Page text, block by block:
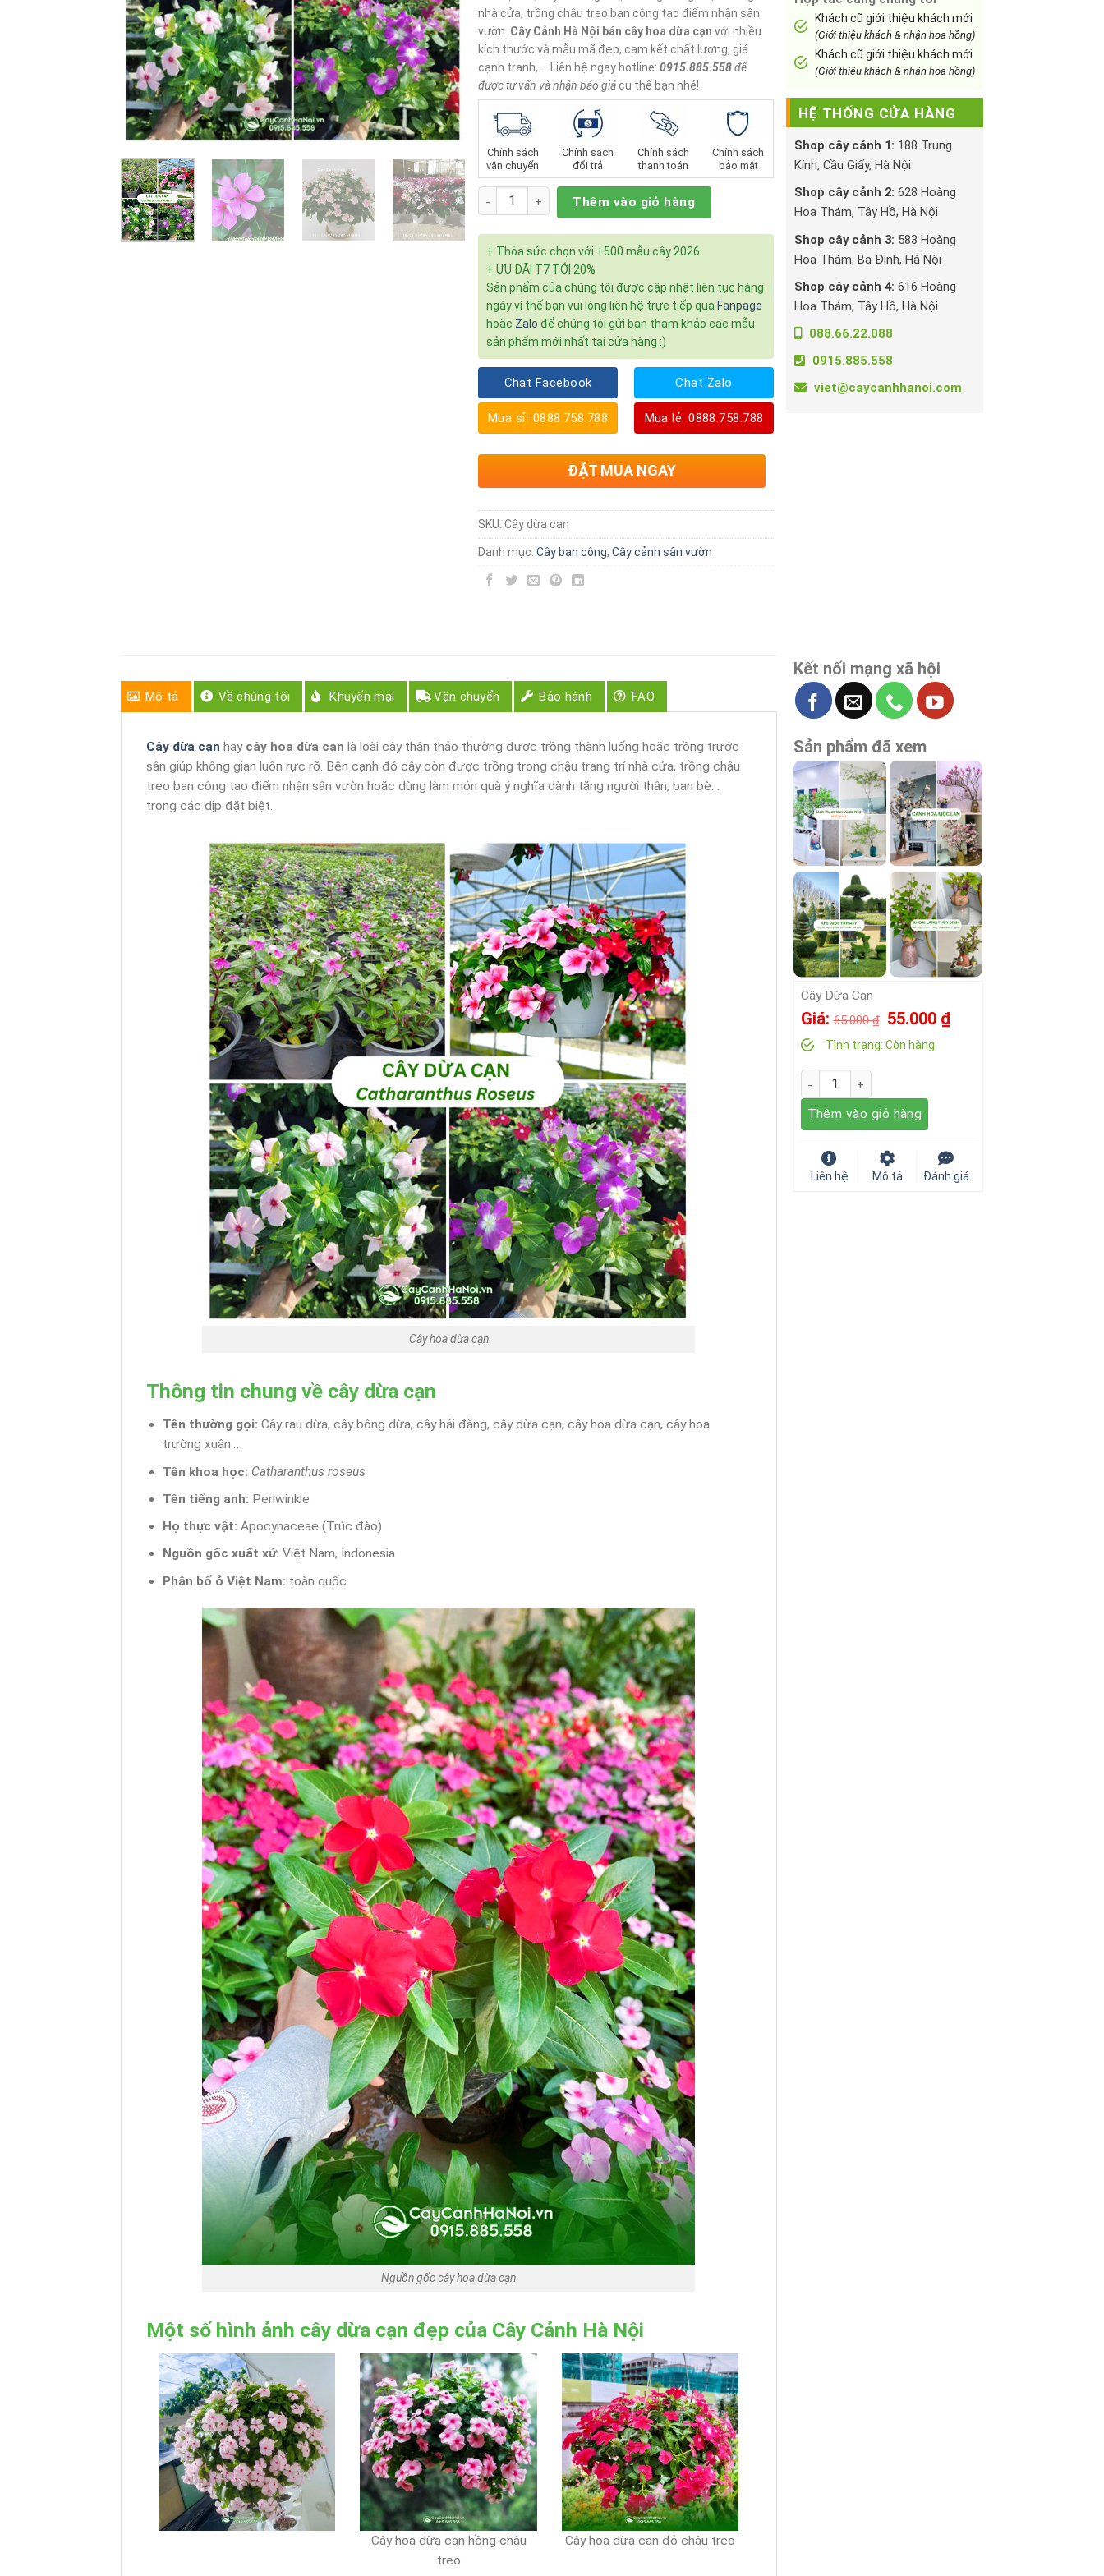
nhà cửa, trồng chậu treo ban công tạo điểm nhận sân
vườn. Cây Cảnh Hà Nội bán cây hoa dừa cạn với nhiều
kích thước và mẫu mã đẹp, cam kết chất lượng, giá
cạnh tranh,… Liên hệ ngay hotline: 0915.885.558để
được tư vấn và nhận báo giá cụ thể bạn nhé!
Chính sách
vận chuyển
Chính sách
đổi trả
Chính sách
thanh toán
Chính sách
bảo mật
Số lượng Thêm vào giỏ hàng
+ Thỏa sức chọn với +500 mẫu cây 2026
+ ƯU ĐÃI T7 TỚI 20%
Sản phẩm của chúng tôi được cập nhật liên tục hàng
ngày vì thế bạn vui lòng liên hệ trực tiếp qua Fanpage
hoặc Zalo để chúng tôi gửi bạn tham khảo các mẫu
sản phẩm mới nhất tại cửa hàng :)
Chat Facebook
Mua sỉ: 0888.758.788
Chat Zalo
Mua lẻ: 0888.758.788
ĐẶT MUA NGAY
SKU: Cây dừa cạn
Danh mục: Cây ban công, Cây cảnh sân vườn
Khách cũ giới thiệu khách mới
(Giới thiệu khách & nhận hoa hồng)
Khách cũ giới thiệu khách mới
(Giới thiệu khách & nhận hoa hồng)
HỆ THỐNG CỬA HÀNG
Shop cây cảnh 1: 188 Trung
Kính, Cầu Giấy, Hà Nội
Shop cây cảnh 2: 628 Hoàng
Hoa Thám, Tây Hồ, Hà Nội
Shop cây cảnh 3: 583 Hoàng
Hoa Thám, Ba Đình, Hà Nội
Shop cây cảnh 4: 616 Hoàng
Hoa Thám, Tây Hồ, Hà Nội
088.66.22.088
0915.885.558
viet@caycanhhanoi.com
Mô tả Về chúng tôi Khuyến mại Vận chuyển Bảo hành FAQ
Cây dừa cạn haycây hoa dừa cạn là loài cây thân thảo thường được trồng thành luống hoặc trồng trước
sân giúp không gian luôn rực rỡ. Bên cạnh đó cây còn được trồng trong chậu trang trí nhà cửa, trồng chậu
treo ban công tạo điểm nhận sân vườn hoặc dùng làm món quà ý nghĩa dành tặng người thân, bạn bè…
trong các dịp đặt biệt.
Cây hoa dừa cạn
Thông tin chung về cây dừa cạn
Tên thường gọi: Cây rau dừa, cây bông dừa, cây hải đằng, cây dừa cạn, cây hoa dừa cạn, cây hoa
trường xuân…
Tên khoa học: Catharanthus roseus
Tên tiếng anh: Periwinkle
Họ thực vật: Apocynaceae (Trúc đào)
Nguồn gốc xuất xứ:Việt Nam, Indonesia
Phân bố ở Việt Nam: toàn quốc
Nguồn gốc cây hoa dừa cạn
Một số hình ảnh cây dừa cạn đẹp của Cây Cảnh Hà Nội
Cây hoa dừa cạn hồng chậu
treo
Cây hoa dừa cạn đỏ chậu treo
Kết nối mạng xã hội
Sản phẩm đã xem
Cây Dừa Cạn
Giá:65.000₫ Giá
gốc
65.000 ₫.
55.000 ₫Giá
Tình trạng: Còn hàng
Số lượng
Thêm vào giỏ hàng
Liên hệ Mô tả Đánh giá